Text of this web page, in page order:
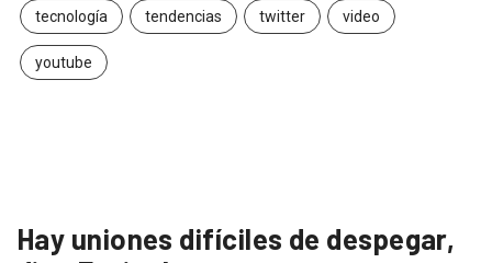
tecnología tendencias twitter video
youtube
Hay uniones difíciles de despegar,